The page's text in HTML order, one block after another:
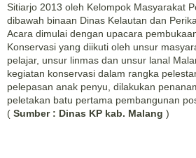
Sitiarjo 2013 oleh Kelompok Masyarakat
dibawah binaan Dinas Kelautan dan
Acara dimulai dengan upacara
Konservasi yang diikuti oleh unsur
pelajar, unsur linmas dan unsur lanal
kegiatan konservasi dalam rangka
pelepasan anak penyu, dilakukan
peletakan batu pertama pembangunan
( Sumber : Dinas KP kab. Malang )